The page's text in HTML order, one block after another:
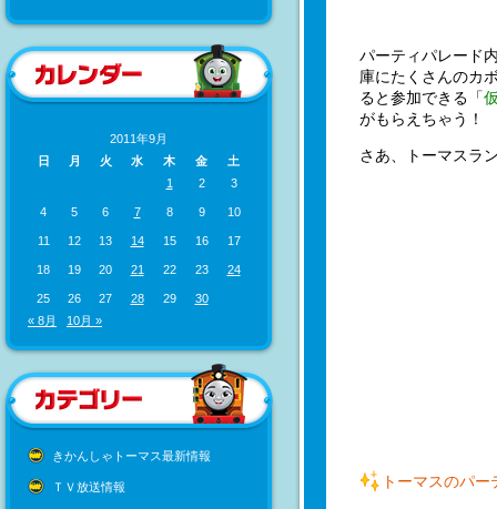
2011年9月
日
月 火 水 木 金
土
1
2 3
4 5 6 7 8 9 10
11 12 13 14 15 16 17
18 19 20 21 22 23 24
25 26 27 28 29
30
« 8月
10月 »
きかんしゃトーマス最新情報
ＴＶ放送情報
パーティパレード
庫にたくさんのカ
ると参加できる「
がもらえちゃう！
さあ、トーマスラ
トーマスのパ